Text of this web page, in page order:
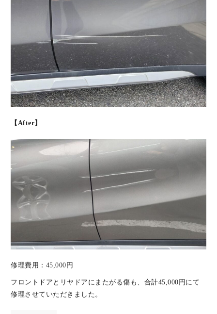
【After】
修理費用：45,000円
フロントドアとリヤドアにまたがる傷も、合計45,000円にて
修理させていただきました。